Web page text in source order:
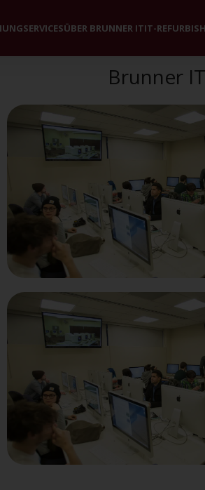
SERVICESÜBER BRUNNER ITIT-
Brunner IT